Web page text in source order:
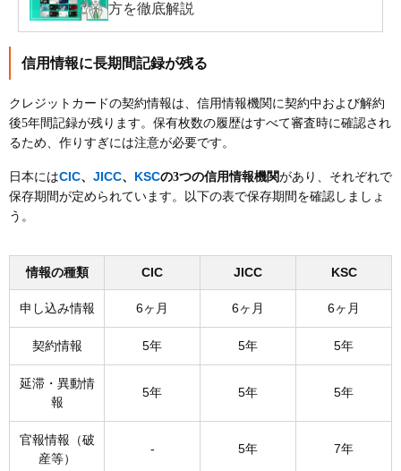
方を徹底解説
信用情報に長期間記録が残る
クレジットカードの契約情報は、信用情報機関に契約中および解約
後5年間記録が残ります。保有枚数の履歴はすべて審査時に確認され
るため、作りすぎには注意が必要です。
日本にはCIC、 JICC、 KSCの3つの信用情報機関があり、それぞれで
保存期間が定められています。以下の表で保存期間を確認しましょ
う。
情報の種類 CIC JICC KSC
申し込み情報 6ヶ月 6ヶ月 6ヶ月
契約情報 5年 5年 5年
延滞・異動情
報
5年 5年 5年
官報情報（破
産等）
- 5年 7年